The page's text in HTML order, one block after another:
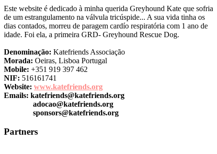
Este website é dedicado à minha querida Greyhound Kate que sofria
de um estrangulamento na válvula tricúspide... A sua vida tinha os
dias contados, morreu de paragem cardío respiratória com 1 ano de
idade. Foi ela, a primeira GRD- Greyhound Rescue Dog.
Denominação: Katefriends Associação
Morada: Oeiras, Lisboa Portugal
Mobile: +351 919 397 462
NIF: 516161741
Website: www.katefriends.org
Emails: katefriends@katefriends.org
adocao@katefriends.org
sponsors@katefriends.org
Partners